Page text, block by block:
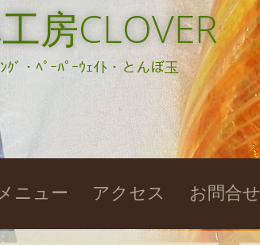
房CLOVER
ｸﾞ・ﾍﾟｰﾊﾟｰｳｪｲﾄ・とんぼ玉
ニュー アクセス お問合せ